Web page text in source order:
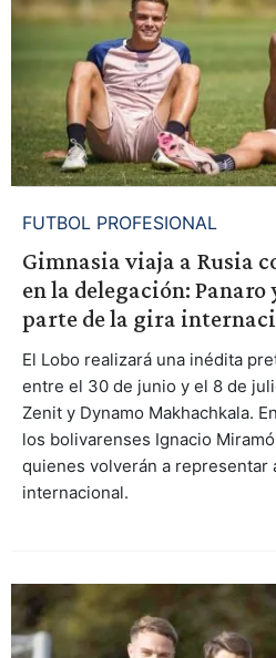
FUTBOL PROFESIONAL
Gimnasia viaja a Rusia
en la delegación:
parte de la gira
El Lobo realizará una inédita
entre el 30 de junio y el 8 de
Zenit y Dynamo Makhachkala.
los bolivarenses Ignacio
quienes volverán a representar
internacional.